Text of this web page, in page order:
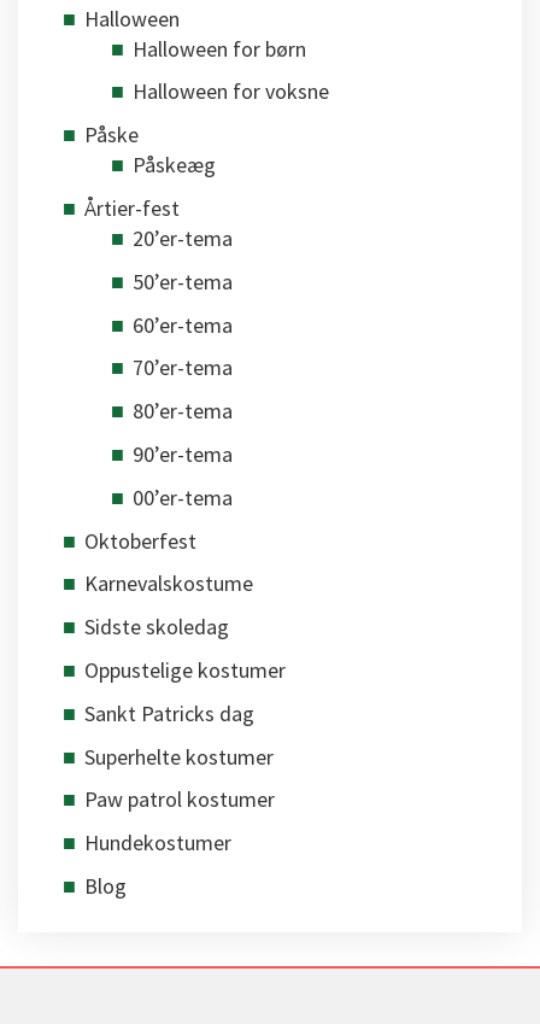
Halloween
Halloween for børn
Halloween for voksne
Påske
Påskeæg
Årtier-fest
20’er-tema
50’er-tema
60’er-tema
70’er-tema
80’er-tema
90’er-tema
00’er-tema
Oktoberfest
Karnevalskostume
Sidste skoledag
Oppustelige kostumer
Sankt Patricks dag
Superhelte kostumer
Paw patrol kostumer
Hundekostumer
Blog